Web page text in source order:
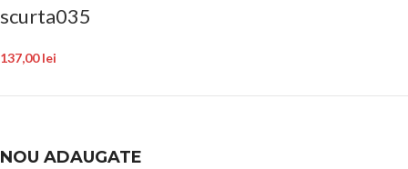
scurta035
137,00lei
NOU ADAUGATE